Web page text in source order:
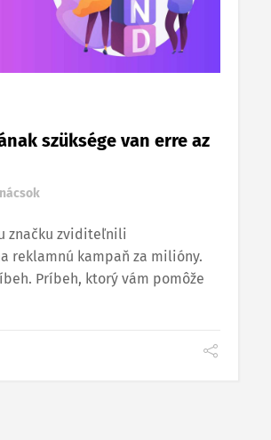
szüksége van erre az
značku zviditeľnili
reklamnú kampaň za milióny.
Príbeh, ktorý vám pomôže